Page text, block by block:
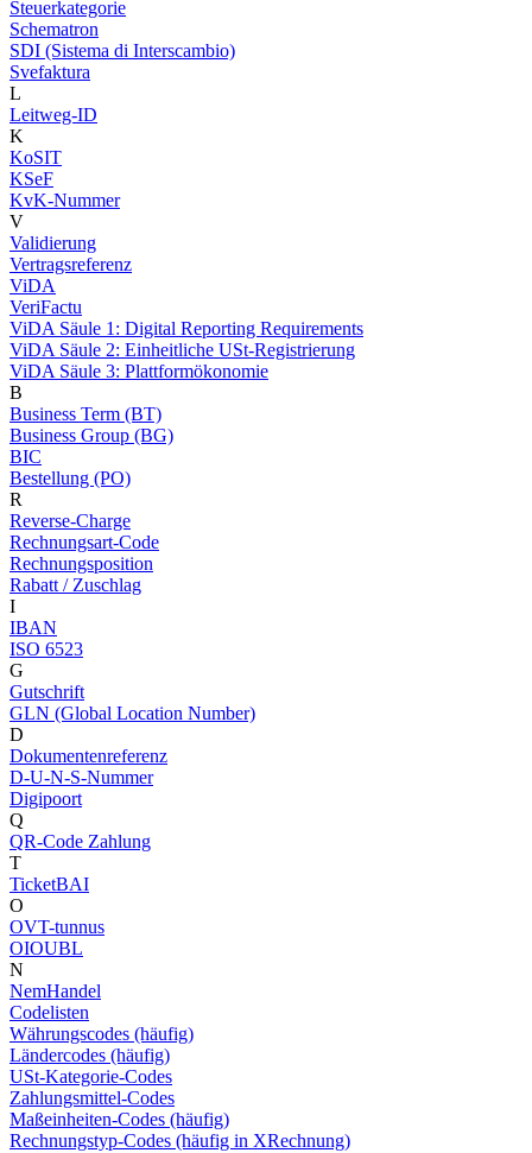
Steuerkategorie
Schematron
SDI (Sistema di Interscambio)
Svefaktura
L
Leitweg-ID
K
KoSIT
KSeF
KvK-Nummer
V
Validierung
Vertragsreferenz
ViDA
VeriFactu
ViDA Säule 1: Digital Reporting Requirements
ViDA Säule 2: Einheitliche USt-Registrierung
ViDA Säule 3: Plattformökonomie
B
Business Term (BT)
Business Group (BG)
BIC
Bestellung (PO)
R
Reverse-Charge
Rechnungsart-Code
Rechnungsposition
Rabatt / Zuschlag
I
IBAN
ISO 6523
G
Gutschrift
GLN (Global Location Number)
D
Dokumentenreferenz
D-U-N-S-Nummer
Digipoort
Q
QR-Code Zahlung
T
TicketBAI
O
OVT-tunnus
OIOUBL
N
NemHandel
Codelisten
Währungscodes (häufig)
Ländercodes (häufig)
USt-Kategorie-Codes
Zahlungsmittel-Codes
Maßeinheiten-Codes (häufig)
Rechnungstyp-Codes (häufig in XRechnung)